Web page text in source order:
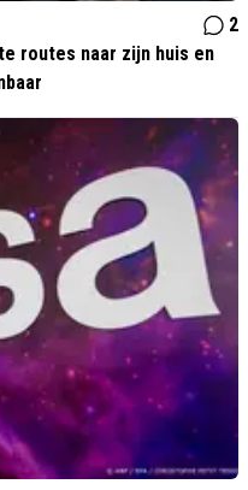
2
routes naar zijn huis en